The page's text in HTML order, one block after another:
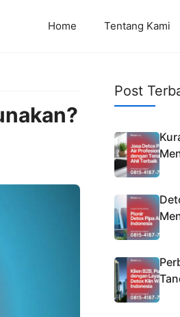
Home Tentang Kami
Post